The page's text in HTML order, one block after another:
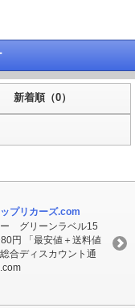
新着順（0）
プリカーズ.com
ー グリーンラベル15
円 「最安値＋送料値
合ディスカウント通